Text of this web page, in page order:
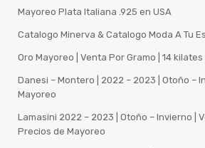
Mayoreo Plata Italiana .925 en USA
Catalogo Minerva & Catalogo Moda A Tu
Oro Mayoreo | Venta Por Gramo | 14 kilates
Danesi – Montero | 2022 – 2023 | Otoño –
Mayoreo
Lamasini 2022 – 2023 | Otoño – Invierno |
Precios de Mayoreo